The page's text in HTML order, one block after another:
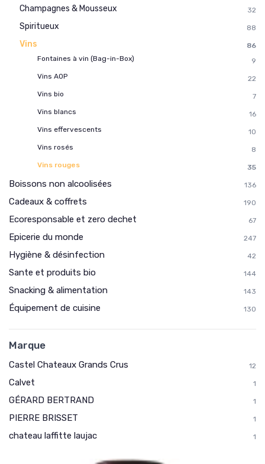
Champagnes & Mousseux 32
Spiritueux 88
Vins
86
Fontaines à vin (Bag-in-Box)
9
Vins AOP
22
Vins bio
7
Vins blancs
16
Vins effervescents
10
Vins rosés
8
Vins rouges
35
Boissons non alcoolisées 136
Cadeaux & coffrets 190
Ecoresponsable et zero dechet 67
Epicerie du monde 247
Hygiène & désinfection 42
Sante et produits bio 144
Snacking & alimentation 143
Équipement de cuisine 130
Marque
Castel Chateaux Grands Crus 12
Calvet 1
GÉRARD BERTRAND 1
PIERRE BRISSET 1
chateau laffitte laujac 1